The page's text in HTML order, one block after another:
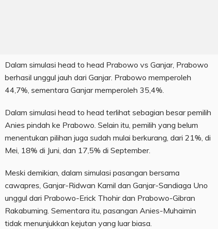
Dalam simulasi head to head Prabowo vs Ganjar, Prabowo
berhasil unggul jauh dari Ganjar. Prabowo memperoleh
44,7%, sementara Ganjar memperoleh 35,4%.
Dalam simulasi head to head terlihat sebagian besar pemilih
Anies pindah ke Prabowo. Selain itu, pemilih yang belum
menentukan pilihan juga sudah mulai berkurang, dari 21%, di
Mei, 18% di Juni, dan 17,5% di September.
Meski demikian, dalam simulasi pasangan bersama
cawapres, Ganjar-Ridwan Kamil dan Ganjar-Sandiaga Uno
unggul dari Prabowo-Erick Thohir dan Prabowo-Gibran
Rakabuming. Sementara itu, pasangan Anies-Muhaimin
tidak menunjukkan kejutan yang luar biasa.